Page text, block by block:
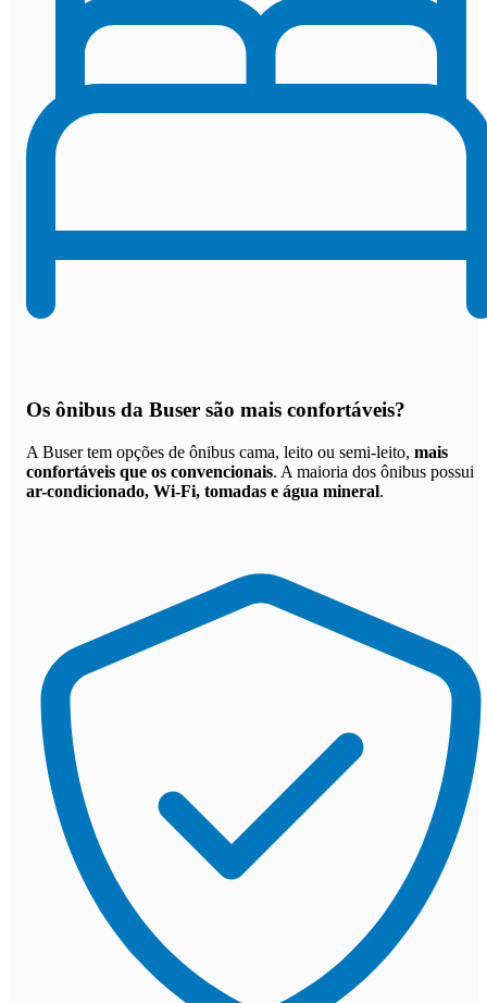
Os ônibus da Buser são mais confortáveis?
A Buser tem opções de ônibus cama, leito ou semi-leito, mais
confortáveis que os convencionais. A maioria dos ônibus possui
ar-condicionado, Wi-Fi, tomadas e água mineral.